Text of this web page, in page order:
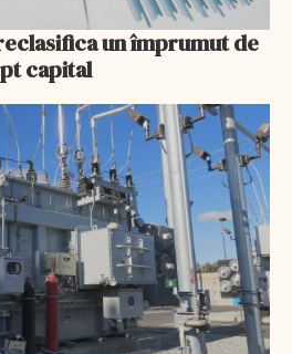
un împrumut de
capital